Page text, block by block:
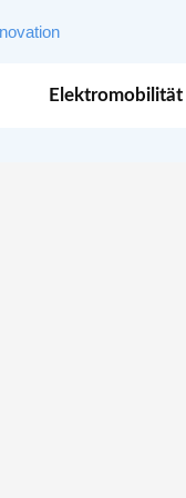
Elektromobilität